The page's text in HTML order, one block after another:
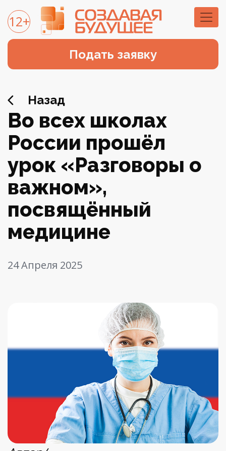
12+
Подать заявку
Назад
Во всех школах
России прошёл
урок «Разговоры о
важном»,
посвящённый
медицине
24 Апреля 2025